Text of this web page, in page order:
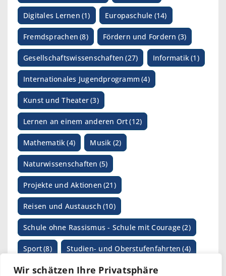
Wir schätzen Ihre Privatsphäre
Digitales Lernen (1) Europaschule (14)
Fremdsprachen (8) Fördern und Fordern (3)
Gesellschaftswissenschaften (27) Informatik(1)
Internationales Jugendprogramm (4)
Kunst und Theater(3)
Lernen an einem anderen Ort(12)
Mathematik(4) Musik (2)
Naturwissenschaften (5)
Projekte und Aktionen (21)
Reisen und Austausch (10)
Schule ohne Rassismus - Schule mit Courage(2)
Sport(8) Studien- und Oberstufenfahrten (4)
SV-Arbeit(1) Wettbewerbe(17)